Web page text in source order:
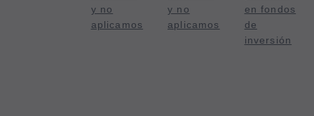
y no
aplicamos
y no
aplicamos
en fondos
de
inversión